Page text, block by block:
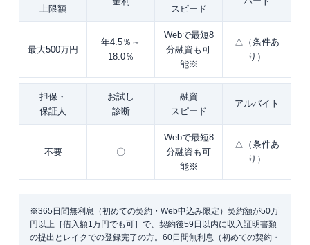
上限額 スピード
最大500万円
年4.5％～
18.0％
Webで最短8
分融資も可
能※
△（条件あ
り）
担保・
保証人
お試し
診断
融資
スピード
アルバイト
不要 〇
Webで最短8
分融資も可
能※
△（条件あ
り）
※365日間無利息（初めての契約・Web申込み限定）契約額が50万
円以上［借入額1万円でも可］で、契約後59日以内に収入証明書類
の提出とレイクでの登録完了の方。60日間無利息（初めての契約・